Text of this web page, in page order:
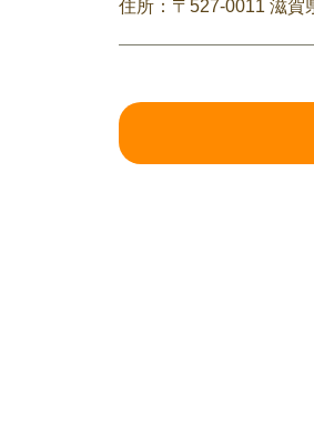
住所：〒527-0011 滋賀